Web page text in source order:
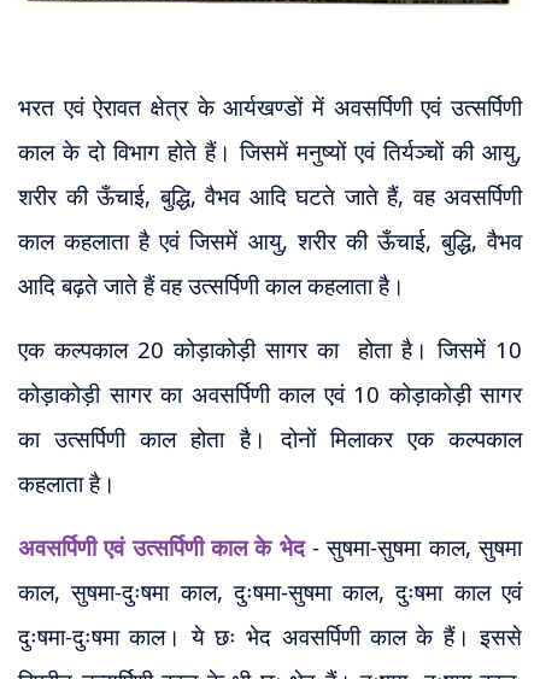
भरत एवं ऐरावत क्षेत्र के आर्यखण्डों में अवसर्पिणी एवं उत्सर्पिणी
काल के दो विभाग होते हैं। जिसमें मनुष्यों एवं तिर्यञ्चों की आयु,
शरीर की ऊँचाई, बुद्धि, वैभव आदि घटते जाते हैं, वह अवसर्पिणी
काल कहलाता है एवं जिसमें आयु, शरीर की ऊँचाई, बुद्धि, वैभव
आदि बढ़ते जाते हैं वह उत्सर्पिणी काल कहलाता है।
एक कल्पकाल 20 कोड़ाकोड़ी सागर का होता है। जिसमें 10
कोड़ाकोड़ी सागर का अवसर्पिणी काल एवं 10 कोड़ाकोड़ी सागर
का उत्सर्पिणी काल होता है। दोनों मिलाकर एक कल्पकाल
कहलाता है।
अवसर्पिणी एवं उत्सर्पिणीकालके भेद- सुषमा-सुषमा काल, सुषमा
काल, सुषमा-दुःषमा काल, दुःषमा-सुषमा काल, दुःषमा काल एवं
दुःषमा-दुःषमा काल। ये छः भेद अवसर्पिणी काल के हैं। इससे